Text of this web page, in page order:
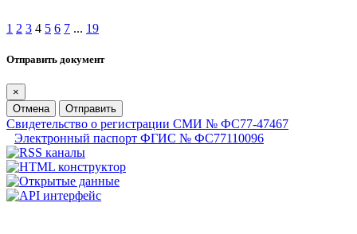
1 2 3 4 5 6 7 ... 19
Отправить документ
×
Отмена
Отправить
Свидетельство о регистрации СМИ № ФС77-47467
Электронный паспорт ФГИС № ФС77110096